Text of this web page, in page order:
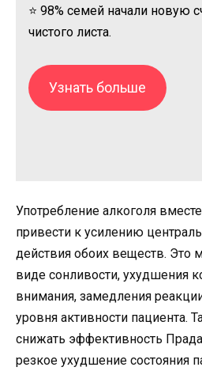
⭐ 98% семей начали новую
чистого листа.
Узнать больше
Употребление алкоголя
привести к усилению
действия обоих веществ. Это
виде сонливости, ухудшения
внимания, замедления
уровня активности пациента.
снижать эффективность
резкое ухудшение состояния